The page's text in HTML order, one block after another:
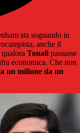
sta sognando in
anche il
Tonali passasse
economica. Che non
un milione da un